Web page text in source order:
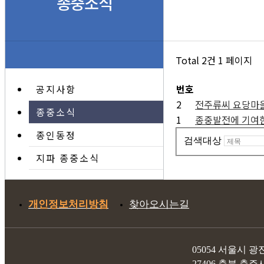
공지사항
종중소식
종인동정
지파 종중소식
Total 2건 1 페이지
번호
2
전주류씨 요당
1
종중발전에 기
검색대상
개인정보처리방침 찾아오시는길
05054 서울시 광